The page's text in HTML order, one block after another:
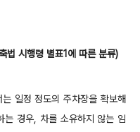
법 시행령 별표1에 따른 분류)
일정 정도의 주차장을 확보해
는 경우, 차를 소유하지 않는 임